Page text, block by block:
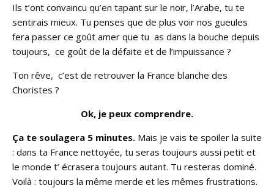
Ils t’ont convaincu qu’en tapant sur le noir, l’Arabe, tu te
sentirais mieux. Tu penses que de plus voir nos gueules
fera passer ce goût amer que tu as dans la bouche depuis
toujours, ce goût de la défaite et de l’impuissance ?
Ton rêve, c’est de retrouver la France blanche des
Choristes ?
Ok, je peux comprendre.
Ça te soulagera 5 minutes. Mais je vais te spoiler la suite
: dans ta France nettoyée, tu seras toujours aussi petit et
le monde t’ écrasera toujours autant. Tu resteras dominé.
Voilà : toujours la même merde et les mêmes frustrations.